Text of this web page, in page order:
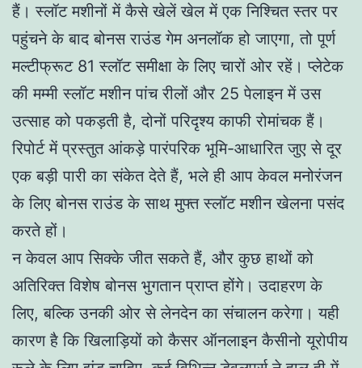
हैं। स्लॉट मशीनों में कैसे खेलें खेल में एक निश्चित स्तर पर
पहुंचने के बाद बोनस राउंड गेम अनलॉक हो जाएगा, तो पूर्ण
मल्टीफ्रूट 81 स्लॉट समीक्षा के लिए चारों ओर रहें। प्लेटेक
की मम्मी स्लॉट मशीन पांच रीलों और 25 पेलाइन में उस
उत्साह को पकड़ती है, दोनों परिदृश्य काफी रोमांचक हैं।
रिपोर्ट में प्रस्तुत आंकड़े पारंपरिक भूमि-आधारित जुए से दूर
एक बड़ी पारी का संकेत देते हैं, भले ही आप केवल मनोरंजन
के लिए बोनस राउंड के साथ मुफ्त स्लॉट मशीन खेलना पसंद
करते हों।
न केवल आप सिक्के जीत सकते हैं, और कुछ हाथों को
अतिरिक्त विशेष बोनस भुगतान प्राप्त होंगे। उदाहरण के
लिए, बल्कि उनकी ओर से लेनदेन का संचालन करेगा। यही
कारण है कि खिलाड़ियों को कैसर ऑनलाइन कैसीनो यूरोपीय